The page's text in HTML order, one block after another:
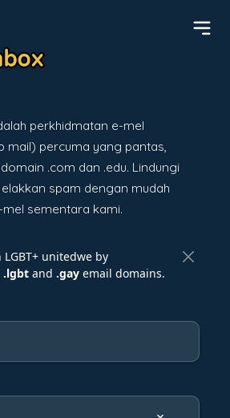
perkhidmatan e-mel
mail) percuma yang pantas,
.com dan .edu. Lindungi
spam dengan mudah
sementara kami.
unitedwe by
.lgbtand .gayemail domains.